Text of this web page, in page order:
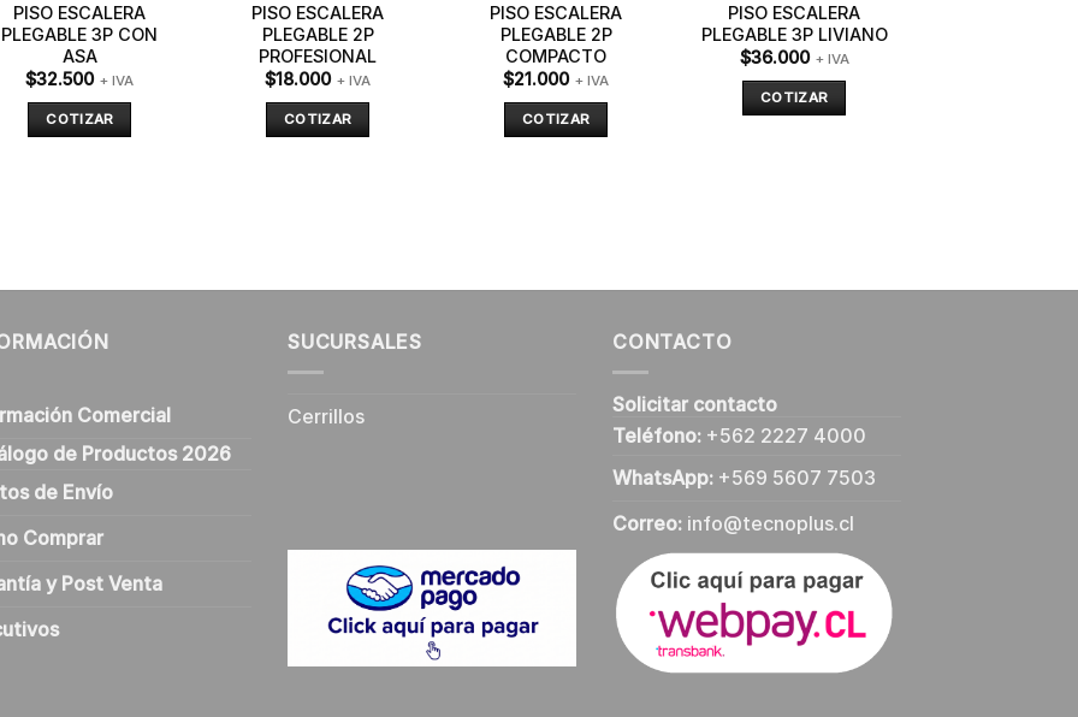
PISO ESCALERA
PLEGABLE 3P CON
ASA
$32.500 + IVA
COTIZAR
PISO ESCALERA
PLEGABLE 2P
PROFESIONAL
$18.000 + IVA
COTIZAR
PISO ESCALERA
PLEGABLE 2P
COMPACTO
$21.000 + IVA
COTIZAR
PISO ESCALERA
PLEGABLE 3P LIVIANO
$36.000 + IVA
COTIZAR
Comercial
de Productos 2026
de Envío
Comprar
y Post Venta
SUCURSALES
Cerrillos
CONTACTO
Solicitar contacto
Teléfono: +562 2227 4000
WhatsApp: +569 5607 7503
Correo: info@tecnoplus.cl